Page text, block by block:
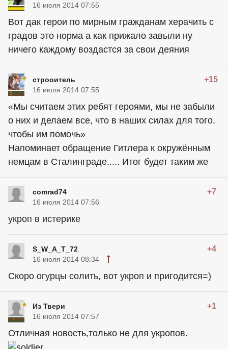
16 июля 2014 07:55
Вот дак герои по мирным гражданам херачить с
градов это норма а как прижало завыли ну
ничего каждому воздастся за свои деяния
строоитель +15
16 июля 2014 07:55
«Мы считаем этих ребят героями, мы не забыли
о них и делаем все, что в наших силах для того,
чтобы им помочь»
Напоминает обращение Гитлера к окружённым
немцам в Сталинграде..... Итог будет таким же
comrad74 +7
16 июля 2014 07:56
укроп в истерике
S_W_A_T_72 +4
16 июля 2014 08:34
Скоро огурцы солить, вот укроп и пригодится=)
Из Твери +1
16 июля 2014 07:57
Отличная новость,только не для укропов.